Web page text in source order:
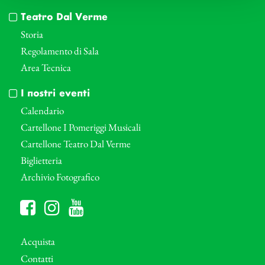
Teatro Dal Verme
Storia
Regolamento di Sala
Area Tecnica
I nostri eventi
Calendario
Cartellone I Pomeriggi Musicali
Cartellone Teatro Dal Verme
Biglietteria
Archivio Fotografico
Acquista
Contatti